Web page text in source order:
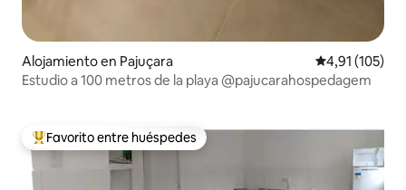
Alojamiento en Pajuçara Calificación
4,91 (105)
Estudio a 100 metros de la playa @pajucarahospedagem
Favorito entre los huéspedes más destacados
Favorito entre huéspedes